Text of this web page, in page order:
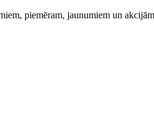
piemēram, jaunumiem un